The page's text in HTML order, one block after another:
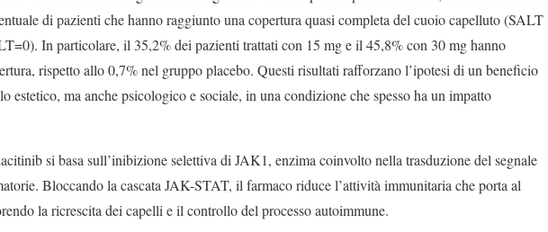
di pazienti che hanno raggiunto una copertura quasi completa del cuoio capelluto (SALT
In particolare, il 35,2% dei pazienti trattati con 15 mg e il 45,8% con 30 mg hanno
rispetto allo 0,7% nel gruppo placebo. Questi risultati rafforzano l’ipotesi di un beneficio
estetico, ma anche psicologico e sociale, in una condizione che spesso ha un impatto
si basa sull’inibizione selettiva di JAK1, enzima coinvolto nella trasduzione del segnale
Bloccando la cascata JAK-STAT, il farmaco riduce l’attività immunitaria che porta al
la ricrescita dei capelli e il controllo del processo autoimmune.